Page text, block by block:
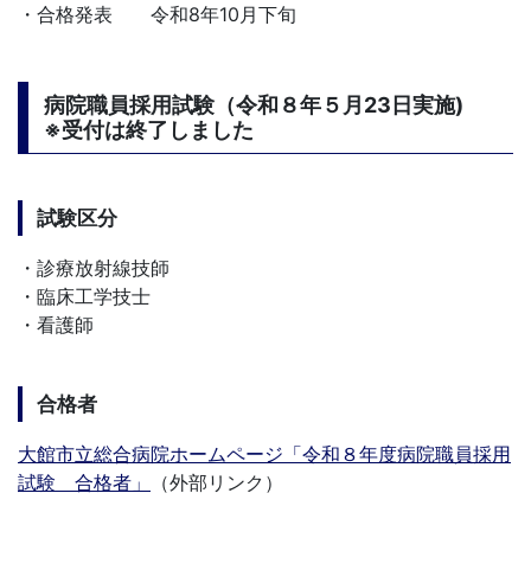
・合格発表 令和8年10月下旬
病院職員採用試験（令和８年５月23日実施)
※受付は終了しました
試験区分
・診療放射線技師
・臨床工学技士
・看護師
合格者
大館市立総合病院ホームページ「令和８年度病院職員採用
試験 合格者」
（外部リンク）